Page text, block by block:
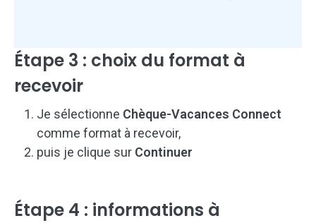
Étape 3 : choix du format à
recevoir
Je sélectionne Chèque-Vacances Connect
comme format à recevoir,
puis je clique sur Continuer
Étape 4 : informations à